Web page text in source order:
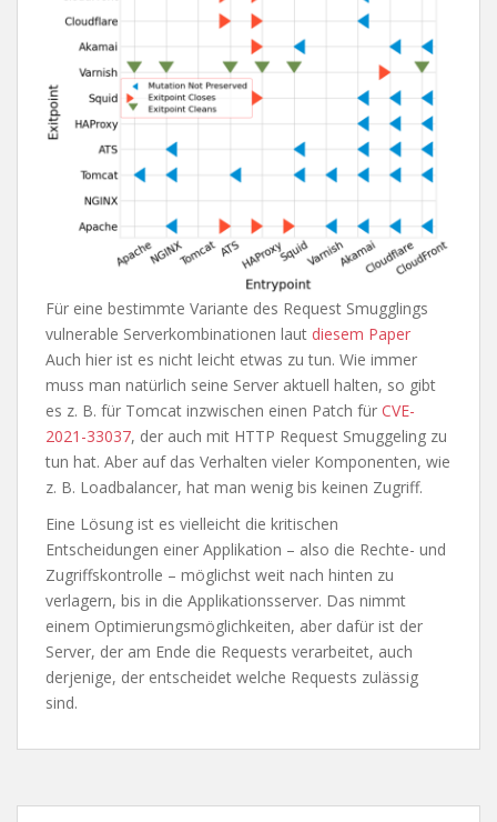
Für eine bestimmte Variante des Request Smugglings
vulnerable Serverkombinationen laut diesem Paper
Auch hier ist es nicht leicht etwas zu tun. Wie immer
muss man natürlich seine Server aktuell halten, so gibt
es z. B. für Tomcat inzwischen einen Patch für CVE-
2021-33037, der auch mit HTTP Request Smuggeling zu
tun hat. Aber auf das Verhalten vieler Komponenten, wie
z. B. Loadbalancer, hat man wenig bis keinen Zugriff.
Eine Lösung ist es vielleicht die kritischen
Entscheidungen einer Applikation – also die Rechte- und
Zugriffskontrolle – möglichst weit nach hinten zu
verlagern, bis in die Applikationsserver. Das nimmt
einem Optimierungsmöglichkeiten, aber dafür ist der
Server, der am Ende die Requests verarbeitet, auch
derjenige, der entscheidet welche Requests zulässig
sind.